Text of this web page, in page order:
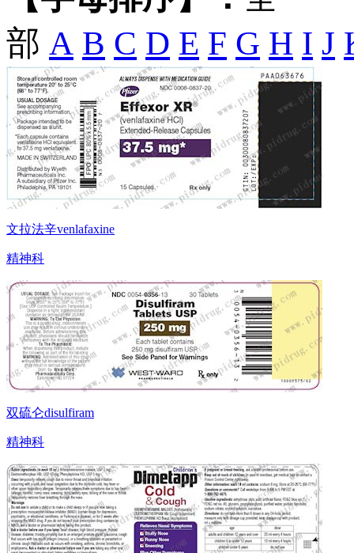
部 A B C D E F G H I J
文拉法辛venlafaxine
精神科
双硫仑disulfiram
精神科